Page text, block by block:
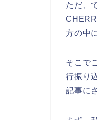
ただ、
方の中
そこで
行振り
記事に